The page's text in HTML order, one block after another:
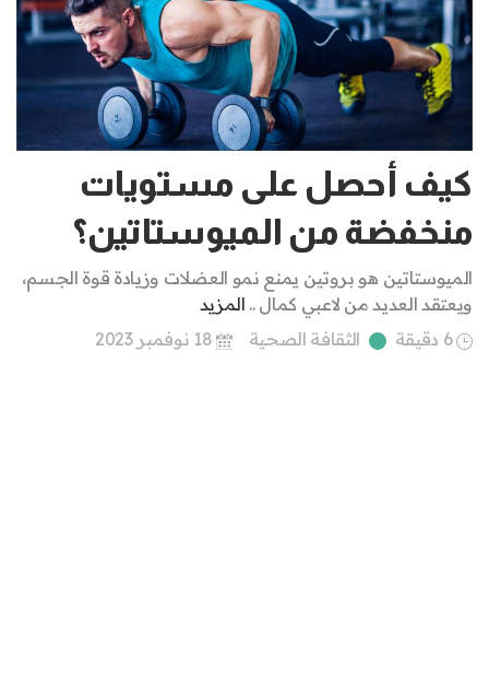
كيف أحصل على مستويات
منخفضة من الميوستاتين؟
الميوستاتين هو بروتين يمنع نمو العضلات وزيادة قوة الجسم،
ويعتقد العديد من لاعبي كمال .. المزيد
6 دقيقة
الثقافة الصحية 18 نوفمبر 2023